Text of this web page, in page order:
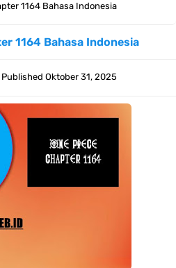
Dapat Tawaran Buah Iblis Mera
No Mi
Mernjadi Gubernur Provinsi Sulawesi
Tengah
Khas Sunda Dengan Rasa Yang
1164 Bahasa Indonesia
1164 Bahasa Indonesia
Published Oktober 31, 2025